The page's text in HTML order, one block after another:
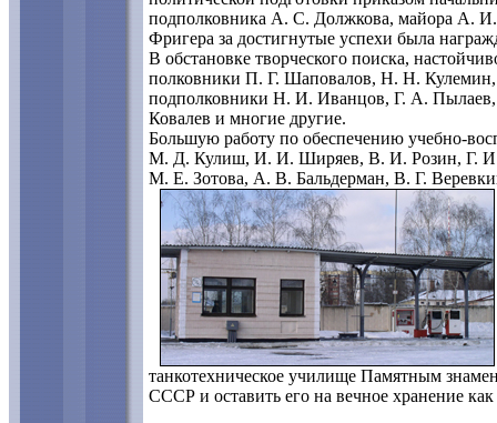
подполковника А. С. Должкова, майора А.
Фригера за достигнутые успехи была
В обстановке творческого поиска,
полковники П. Г. Шаповалов, Н. Н.
подполковники Н. И. Иванцов, Г. А.
Ковалев и многие другие.
Большую работу по обеспечению учебно-
М. Д. Кулиш, И. И. Ширяев, В. И. Розин, Г.
М. Е. Зотова, А. В. Бальдерман, В. Г.
танкотехническое училище Памятным
СССР и оставить его на вечное хранение